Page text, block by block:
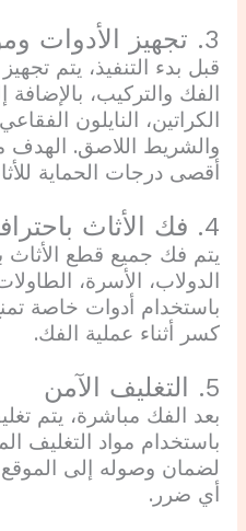
3. تجهيز الأدوات ومواد التغليف
قبل بدء التنفيذ، يتم
الفك والتركيب،
الكراتين، النايلون
والشريط اللاصق.
أقصى درجات الحماية
4. فك الأثاث باحترافية
يتم فك جميع قطع الأثاث
الدولاب، الأسرة،
باستخدام أدوات خاصة
كسر أثناء عملية الفك.
5. التغليف الآمن
بعد الفك مباشرة، يتم
باستخدام مواد التغليف
لضمان وصوله إلى الموقع
أي ضرر.